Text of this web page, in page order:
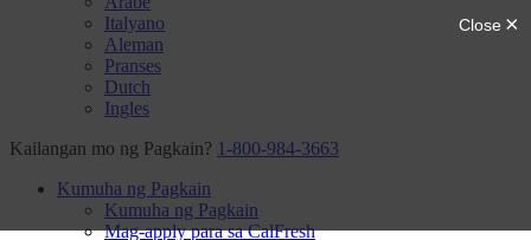
Italyano
Aleman
Pranses
Dutch
Ingles
Kailangan mo ng Pagkain? 1-800-984-3663
Kumuha ng Pagkain
Kumuha ng Pagkain
Mag-apply para sa CalFresh